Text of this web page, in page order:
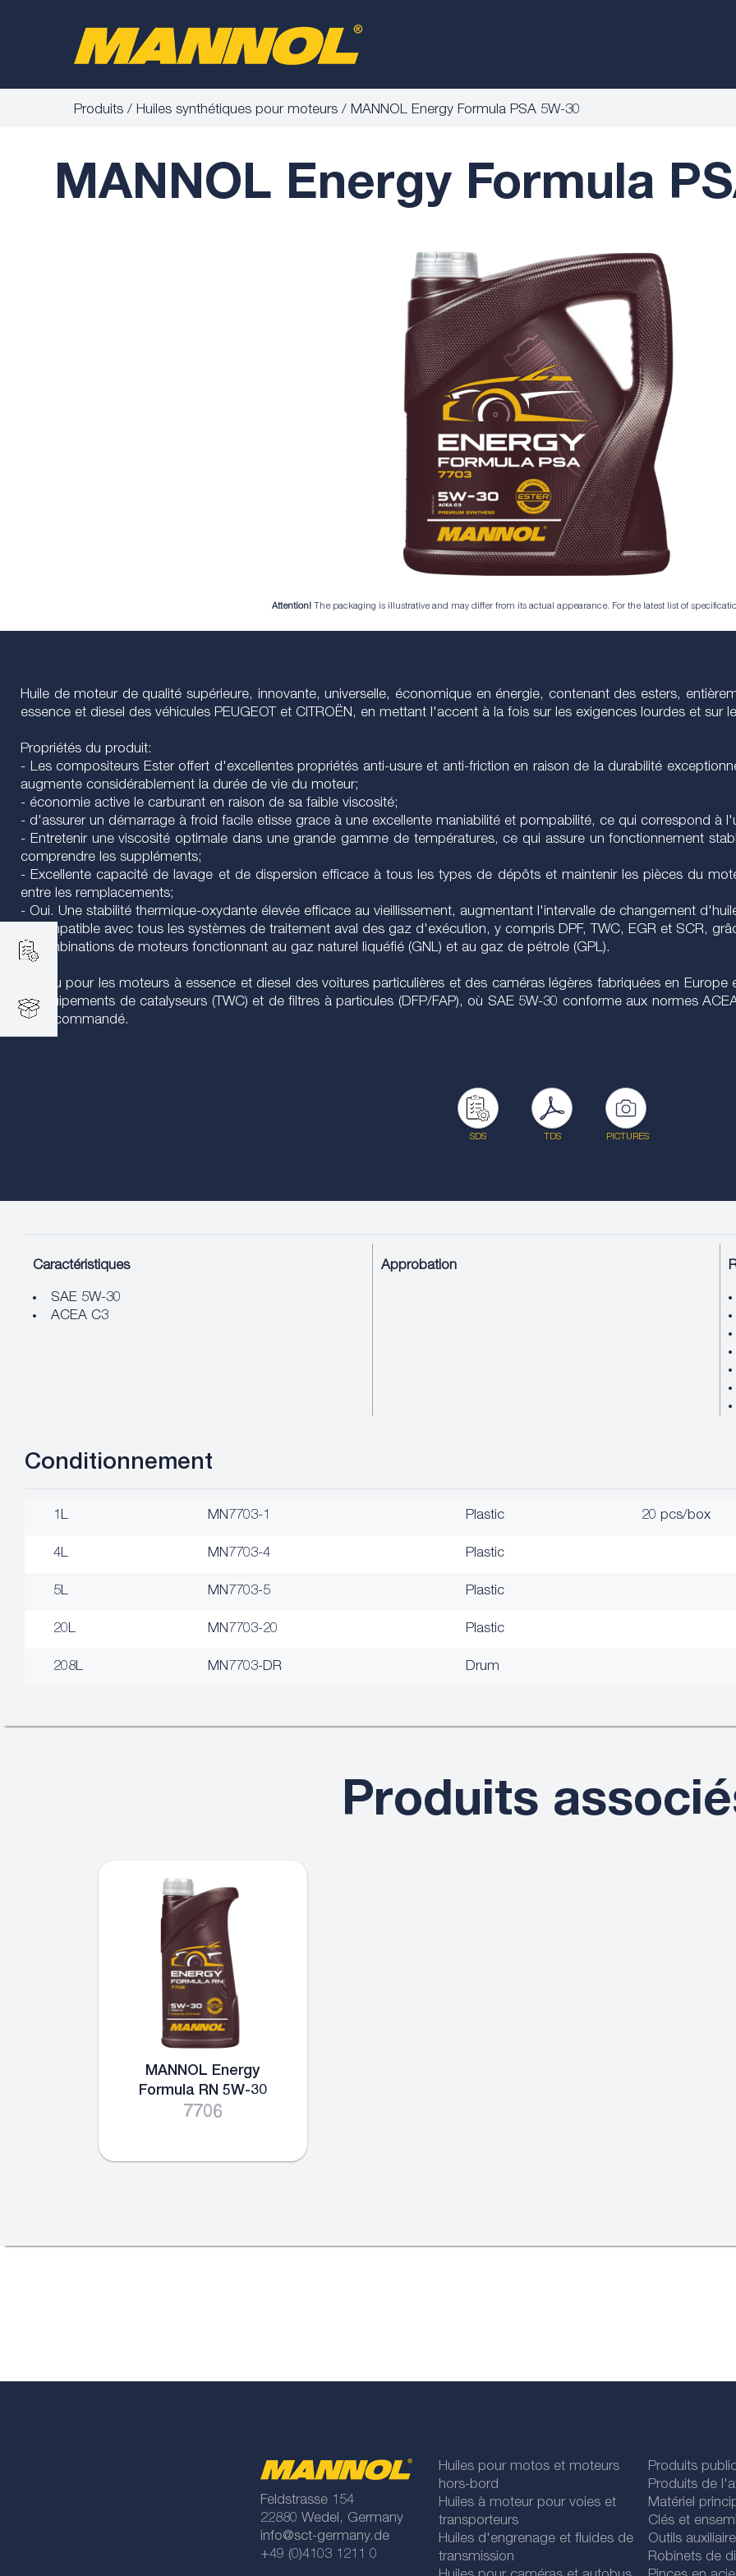
Produits Huiles synthétiques pour moteurs MANNOL Energy Formula PSA 5W-30
MANNOL Energy Formula
Attention! The packaging is illustrative and may differ from its actual appearance. For the latest list of
Huile de moteur de qualité supérieure, innovante, universelle, économique en énergie, contenant des esters,
essence et diesel des véhicules PEUGEOT et CITROËN, en mettant l'accent à la fois sur les exigences lourdes et
Propriétés du produit:
- Les compositeurs Ester offert d'excellentes propriétés anti-usure et anti-friction en raison de la durabilité
augmente considérablement la durée de vie du moteur;
- économie active le carburant en raison de sa faible viscosité;
- d'assurer un démarrage à froid facile etisse grace à une excellente maniabilité et pompabilité, ce qui correspond à
- Entretenir une viscosité optimale dans une grande gamme de températures, ce qui assure un fonctionnement
comprendre les suppléments;
- Excellente capacité de lavage et de dispersion efficace à tous les types de dépôts et maintenir les pièces du
entre les remplacements;
- Oui. Une stabilité thermique-oxydante élevée efficace au vieillissement, augmentant l'intervalle de changement
- Compatible avec tous les systèmes de traitement aval des gaz d'exécution, y compris DPF, TWC, EGR et SCR,
- Combinations de moteurs fonctionnant au gaz naturel liquéfié (GNL) et au gaz de pétrole (GPL).
Conçu pour les moteurs à essence et diesel des voitures particulières et des caméras légères fabriquées en
V, équipements de catalyseurs (TWC) et de filtres à particules (DFP/FAP), où SAE 5W-30 conforme aux normes
est recommandé.
SDS TDS PICTURES
Caractéristiques
SAE 5W-30
ACEA C3
Approbation
Conditionnement
1L MN7703-1 Plastic 20 pcs/box
4L MN7703-4 Plastic
5L MN7703-5 Plastic
20L MN7703-20 Plastic
208L MN7703-DR Drum
Produits
MANNOL Energy
Formula RN 5W-30
7706
Feldstrasse 154
22880 Wedel, Germany
info@sct-germany.de
+49 (0)4103 1211 0
Huiles pour motos et moteurs
hors-bord
Huiles à moteur pour voies et
transporteurs
Huiles d'engrenage et fluides de
transmission
Produits
Produits de
Matériel
Clés et
Outils
Robinets de